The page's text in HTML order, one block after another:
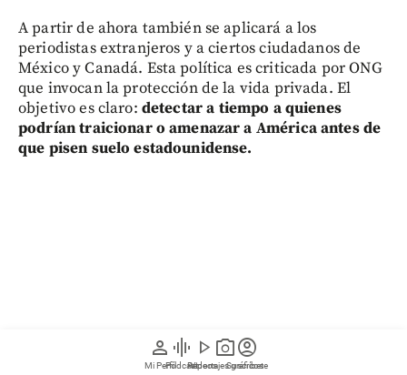
person
Mi Perfil
graphic_eq
Pódcast
play_arrow
Videos
photo_camera
Reportajes gráficos
account_circle
Suscríbete
A partir de ahora también se aplicará a los
periodistas extranjeros y a ciertos ciudadanos de
México y Canadá. Esta política es criticada por ONG
que invocan la protección de la vida privada. El
objetivo es claro: detectar a tiempo a quienes
podrían traicionar o amenazar a América antes de
que pisen suelo estadounidense.